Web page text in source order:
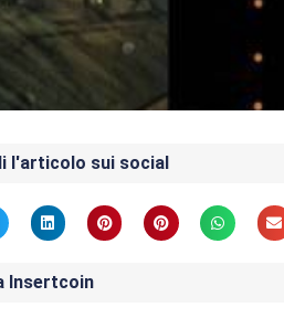
l'articolo sui social
Insertcoin